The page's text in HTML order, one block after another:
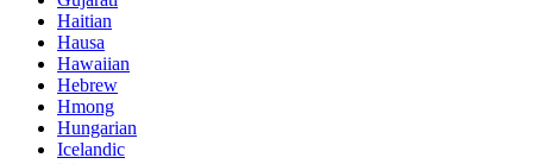
Haitian
Hausa
Hawaiian
Hebrew
Hmong
Hungarian
Icelandic